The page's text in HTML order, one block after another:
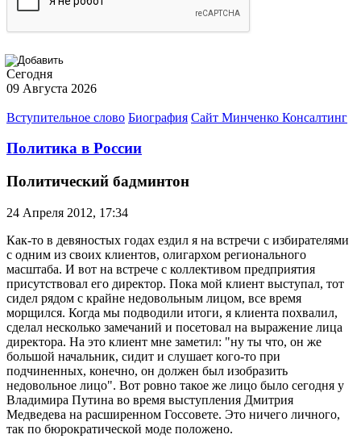
Сегодня
09 Августа 2026
Вступительное слово Биография Сайт Минченко Консалтинг
Политика в России
Политический бадминтон
24 Апреля 2012, 17:34
Как-то в девяностых годах ездил я на встречи с избирателями
с одним из своих клиентов, олигархом регионального
масштаба. И вот на встрече с коллективом предприятия
присутствовал его директор. Пока мой клиент выступал, тот
сидел рядом с крайне недовольным лицом, все время
морщился. Когда мы подводили итоги, я клиента похвалил,
сделал несколько замечаний и посетовал на выражение лица
директора. На это клиент мне заметил: "ну ты что, он же
большой начальник, сидит и слушает кого-то при
подчиненных, конечно, он должен был изобразить
недовольное лицо". Вот ровно такое же лицо было сегодня у
Владимира Путина во время выступления Дмитрия
Медведева на расширенном Госсовете. Это ничего личного,
так по бюрократической моде положено.